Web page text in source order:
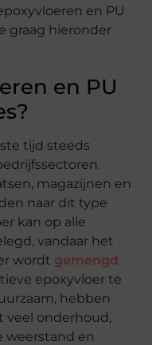
en PU
graag hieronder
en PU
tijd steeds
magazijnen en
naar dit type
kan op alle
vandaar het
wordt gemengd
epoxyvloer te
hebben
veel onderhoud,
weerstand en